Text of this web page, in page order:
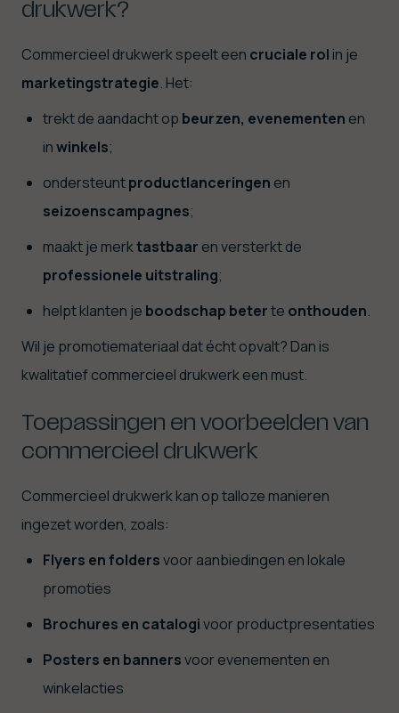
drukwerk?
Commercieel drukwerk speelt een cruciale rol in je
marketingstrategie. Het:
trekt de aandacht op beurzen, evenementen en
inwinkels;
ondersteuntproductlanceringen en
seizoenscampagnes;
maakt je merktastbaar en versterkt de
professionele uitstraling;
helpt klanten je boodschap beterte onthouden.
Wil je promotiemateriaal dat écht opvalt? Dan is
kwalitatief commercieel drukwerk een must.
Toepassingen en voorbeelden van
commercieel drukwerk
Commercieel drukwerk kan op talloze manieren
ingezet worden, zoals:
Flyers en foldersvoor aanbiedingen en lokale
promoties
Brochures en catalogivoor productpresentaties
Posters en bannersvoor evenementen en
winkelacties